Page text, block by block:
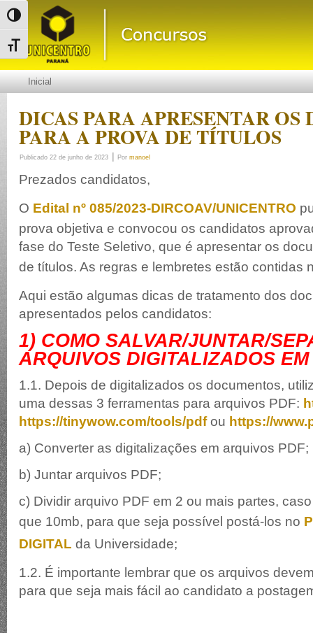
Alternar alto contraste
Alternar tamanho da fonte
Inicial
DICAS PARA APRESENTAR OS
PARA A PROVA DE TÍTULOS
Publicado 22 de junho de 2023 | Por manoel
Prezados candidatos,
O Edital nº 085/2023-DIRCOAV/UNICENTRO
prova objetiva e convocou os candidatos
fase do Teste Seletivo, que é apresentar os
de títulos. As regras e lembretes estão contidas
Aqui estão algumas dicas de tratamento dos
apresentados pelos candidatos:
1) COMO SALVAR/JUNTAR/
ARQUIVOS DIGITALIZADOS
1.1. Depois de digitalizados os documentos,
uma dessas 3 ferramentas para arquivos PDF:
https://tinywow.com/tools/pdfou https://
a) Converter as digitalizações em arquivos PDF;
b) Juntar arquivos PDF;
c) Dividir arquivo PDF em 2 ou mais partes,
que 10mb, para que seja possível postá-los no
DIGITAL da Universidade;
1.2. É importante lembrar que os arquivos
para que seja mais fácil ao candidato a